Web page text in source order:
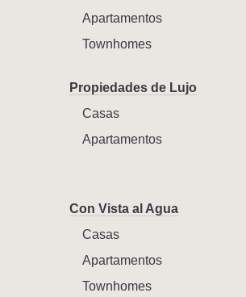
Apartamentos
Townhomes
Propiedades de Lujo
Casas
Apartamentos
Con Vista al Agua
Casas
Apartamentos
Townhomes